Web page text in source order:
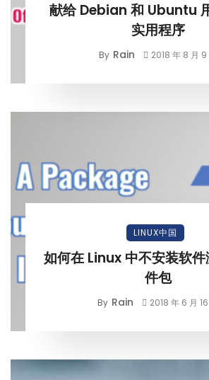
献给 Debian 和 Ubuntu
实用程序
By Rain 2018 年 8 月 9
LINUX中国
如何在 Linux 中不安装软
件包
By Rain 2018 年 6 月